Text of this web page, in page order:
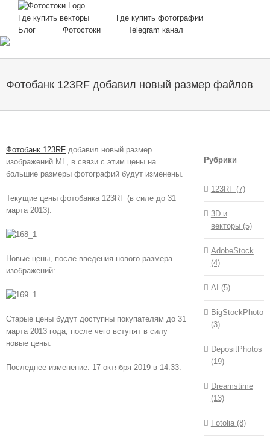
content
Где купить векторы
Где купить фотографии
Блог
Фотостоки Telegram канал
Фотобанк 123RF добавил новый размер файлов
Фотобанк 123RF добавил новый размер
изображений ML, в связи с этим цены на
большие размеры фотографий будут изменены.
Текущие цены фотобанка 123RF (в силе до 31
марта 2013):
Новые цены, после введения нового размера
изображений:
Старые цены будут доступны покупателям до 31
марта 2013 года, после чего вступят в силу
новые цены.
Последнее изменение: 17 октября 2019 в 14:33.
Рубрики
123RF (7)
3D и
векторы (5)
AdobeStock
(4)
AI (5)
BigStockPhoto
(3)
DepositPhotos
(19)
Dreamstime
(13)
Fotolia (8)